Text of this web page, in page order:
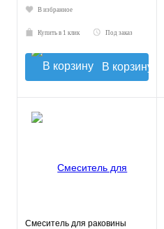
В избранное
Купить в 1 клик Под заказ
В корзину
Смеситель для раковины